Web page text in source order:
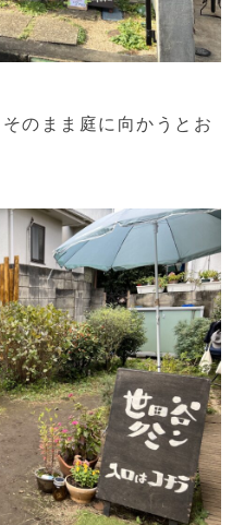
のまま庭に向かうとお